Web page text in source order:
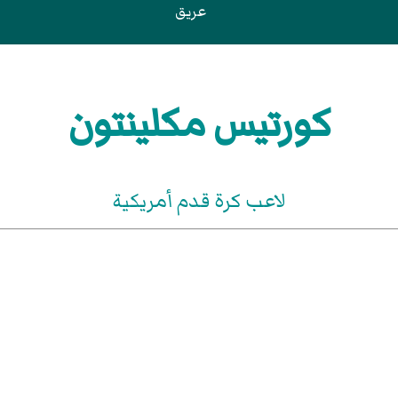
عريق
كورتيس مكلينتون
لاعب كرة قدم أمريكية